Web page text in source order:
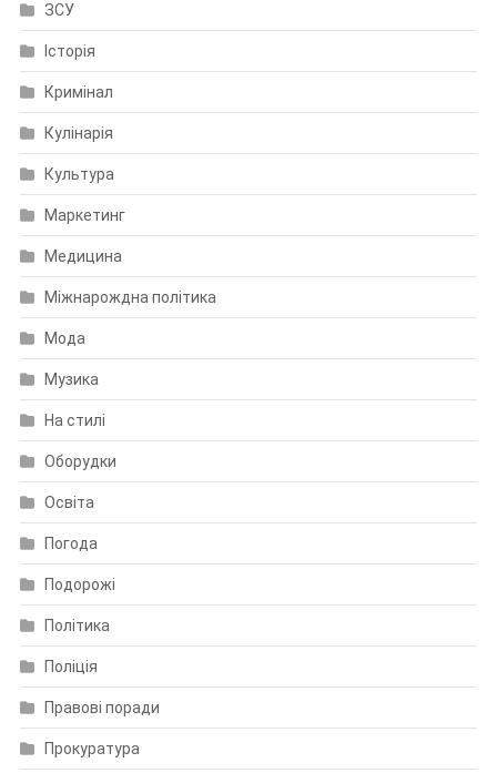
ЗСУ
Історія
Кримінал
Кулінарія
Культура
Маркетинг
Медицина
Міжнарождна політика
Мода
Музика
На стилі
Оборудки
Освіта
Погода
Подорожі
Політика
Поліція
Правові поради
Прокуратура